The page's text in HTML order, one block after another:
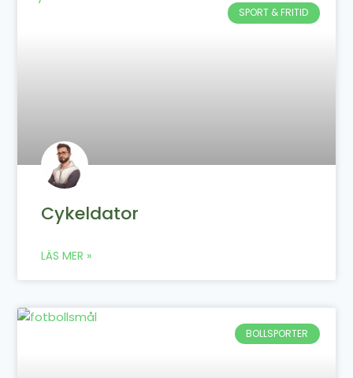
SPORT & FRITID
Cykeldator
LÄS MER »
BOLLSPORTER